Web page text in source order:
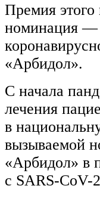
Премия этого
номинация —
«Арбидол».
С начала
лечения
в
вызываемой
«Арбидол» в
с SARS-CoV-